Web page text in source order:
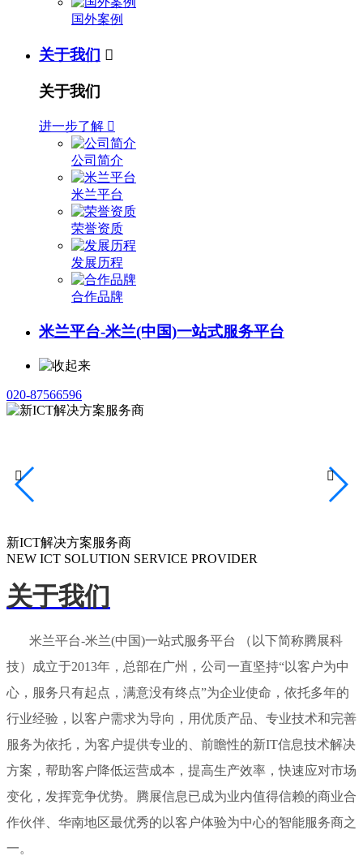
国外案例
关于我们 
关于我们
进一步了解 
公司简介
米兰平台
荣誉资质
发展历程
合作品牌
米兰平台-米兰(中国)一站式服务平台
020-87566596
新ICT解决方案服务商
NEW ICT SOLUTION SERVICE PROVIDER
 
关于我们
米兰平台-米兰(中国)一站式服务平台 （以下简称腾展科
技）成立于2013年，总部在广州，公司一直坚持“以客户为中
心，服务只有起点，满意没有终点”为企业使命，依托多年的
行业经验，以客户需求为导向，用优质产品、专业技术和完善
服务为依托，为客户提供专业的、前瞻性的新IT信息技术解决
方案，帮助客户降低运营成本，提高生产效率，快速应对市场
变化，发挥竞争优势。腾展信息已成为业内值得信赖的商业合
作伙伴、华南地区最优秀的以客户体验为中心的智能服务商之
一。